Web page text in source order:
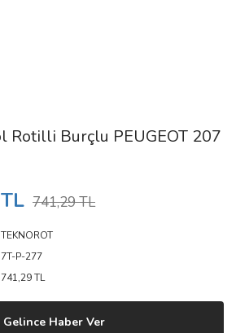
Rotilli Burçlu PEUGEOT 207
741,29 TL
TEKNOROT
7T-P-277
741,29 TL
Gelince Haber Ver